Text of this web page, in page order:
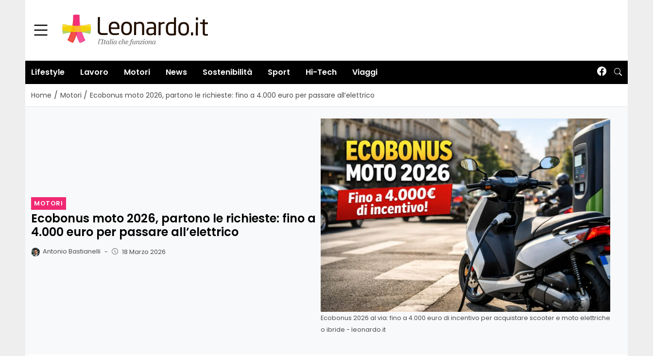
Lifestyle Lavoro Motori News Sostenibilità Sport Hi-Tech Viaggi
Home / Motori / Ecobonus moto 2026, partono le richieste: fino a 4.000 euro per passare all’elettrico
MOTORI
Ecobonus moto 2026, partono le richieste: fino a
4.000 euro per passare all’elettrico
Antonio Bastianelli - 18 Marzo 2026
Ecobonus 2026 al via: fino a 4.000 euro di incentivo per acquistare scooter e moto elettriche
o ibride - leonardo.it